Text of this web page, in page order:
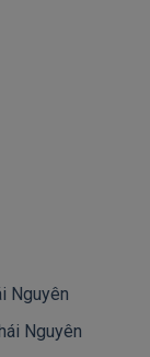
Nguyên
Nguyên